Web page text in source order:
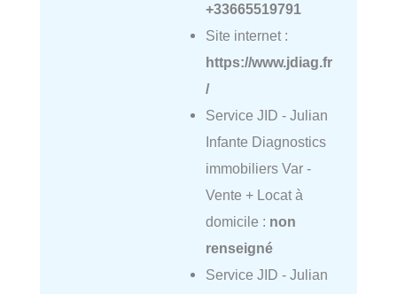
+33665519791
Site internet :
https://www.jdiag.fr
/
Service JID - Julian
Infante Diagnostics
immobiliers Var -
Vente + Locat à
domicile : non
renseigné
Service JID - Julian